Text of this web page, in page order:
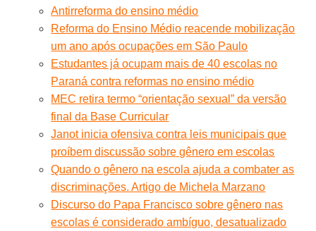
Antirreforma do ensino médio
Reforma do Ensino Médio reacende mobilização
um ano após ocupações em São Paulo
Estudantes já ocupam mais de 40 escolas no
Paraná contra reformas no ensino médio
MEC retira termo “orientação sexual” da versão
final da Base Curricular
Janot inicia ofensiva contra leis municipais que
proíbem discussão sobre gênero em escolas
Quando o gênero na escola ajuda a combater as
discriminações. Artigo de Michela Marzano
Discurso do Papa Francisco sobre gênero nas
escolas é considerado ambíguo, desatualizado